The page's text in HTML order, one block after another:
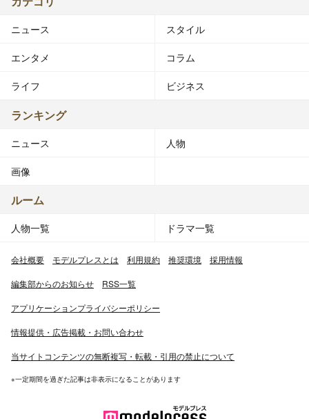
ニュース スタイル
エンタメ コラム
ライフ ビジネス
ランキング
ニュース 人物
画像
ルーム
人物一覧 ドラマ一覧
会社概要 モデルプレスとは 利用規約 推奨環境 採用情報
編集部からのお知らせ RSS一覧
アプリケーションプライバシーポリシー
情報提供・広告掲載・お問い合わせ
当サイトコンテンツの無断複写・転載・引用の禁止について
※一定期間を過ぎた記事は非表示になることがあります